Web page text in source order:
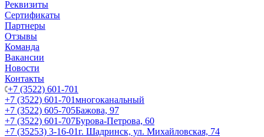
Реквизиты
Сертификаты
Партнеры
Отзывы
Команда
Вакансии
Новости
Контакты
+7 (3522) 601-701
+7 (3522) 601-701многоканальный
+7 (3522) 605-705Бажова, 97
+7 (3522) 601-707Бурова-Петрова, 60
+7 (35253) 3-16-01г. Шадринск, ул. Михайловская, 74